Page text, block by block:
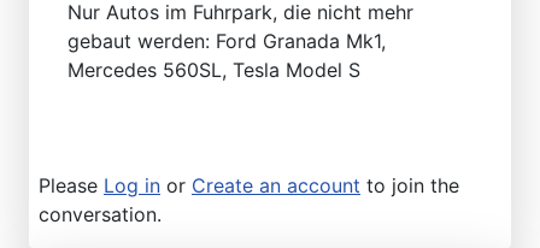
Nur Autos im Fuhrpark, die nicht mehr
gebaut werden: Ford Granada Mk1,
Mercedes 560SL, Tesla Model S
Please Log in or Create an account to join the
conversation.